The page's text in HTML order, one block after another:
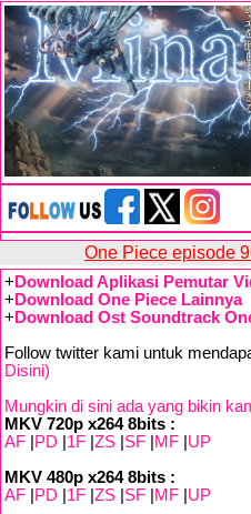
One Piece episode
+ Download Aplikasi Pemutar
+ Download One Piece Lainnya
+ Download Ost Soundtrack
Follow twitter kami untuk
Disini)
Mungkin di sini ada yang bikin
MKV 720p x264 8bits :
AF
PD 1F ZS SF MF UP
MKV 480p x264 8bits :
AF
PD 1F ZS SF MF UP